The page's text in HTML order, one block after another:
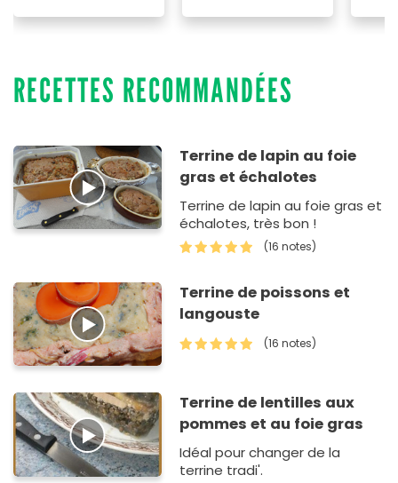
RECETTES RECOMMANDÉES
Terrine de lapin au foie
gras et échalotes
Terrine de lapin au foie gras et
échalotes, très bon !
(16 notes)
Terrine de poissons et
langouste
(16 notes)
Terrine de lentilles aux
pommes et au foie gras
Idéal pour changer de la
terrine tradi'.